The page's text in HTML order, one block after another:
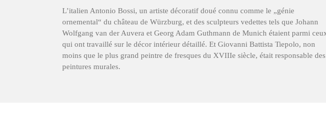
L’italien Antonio Bossi, un artiste décoratif doué connu comme le „génie
ornemental“ du château de Würzburg, et des sculpteurs vedettes tels que Johann
Wolfgang van der Auvera et Georg Adam Guthmann de Munich étaient parmi
qui ont travaillé sur le décor intérieur détaillé. Et Giovanni Battista Tiepolo, non
moins que le plus grand peintre de fresques du XVIIIe siècle, était responsable des
peintures murales.